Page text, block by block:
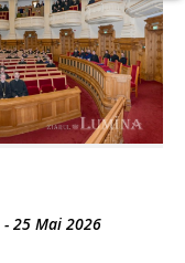
- 25 Mai 2026